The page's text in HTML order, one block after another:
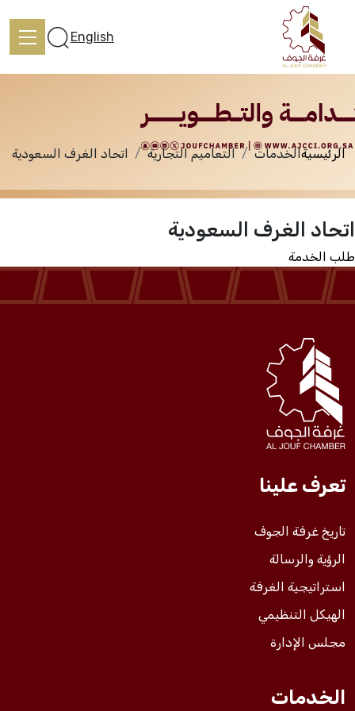
تعرف علينا
الخدمات
المركز الإعلامي
فعاليات الغرفة
فعاليات الجوف
مشاريع الغرفة
English
الخدمات
الرئيسيةالخدمات التعاميم التجارية اتحاد الغرف السعودية
اتحاد الغرف السعودية
طلب الخدمة
تعرف علينا
تاريخ غرفة الجوف
الرؤية والرسالة
استراتيجية الغرفة
الهيكل التنظيمي
مجلس الإدارة
الخدمات